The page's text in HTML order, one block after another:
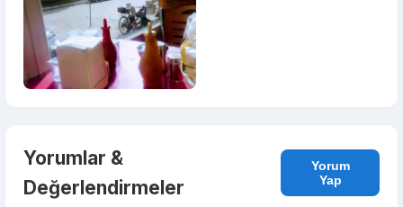
Yorumlar &
Değerlendirmeler
Yorum
Yap